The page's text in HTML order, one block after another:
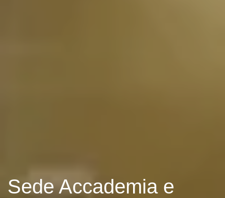
Sede Accademia e